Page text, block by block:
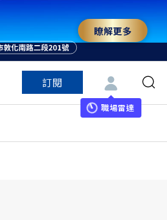
行
瞭解更多
訂閱
職場雷達
特色頻道